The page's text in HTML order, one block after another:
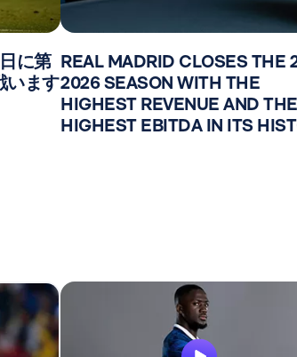
に第
います
REAL MADRID CLOSES THE
2026 SEASON WITH THE
HIGHEST REVENUE AND THE
HIGHEST EBITDA IN ITS